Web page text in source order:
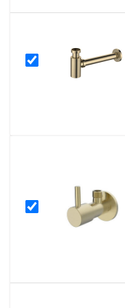
Eenvoudige
gebruik
fonteintje in het toilet.